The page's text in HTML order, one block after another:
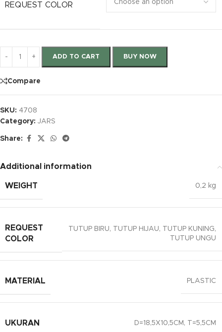
REQUEST COLOR
ADD TO CART BUY NOW
Compare
SKU: 4708
Category: JARS
Share:
Additional information
WEIGHT 0,2 kg
REQUEST
COLOR
TUTUP BIRU, TUTUP HIJAU, TUTUP KUNING,
TUTUP UNGU
MATERIAL PLASTIC
UKURAN D=18,5X10,5CM, T=5,5CM